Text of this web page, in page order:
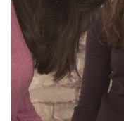
Aangeboden door